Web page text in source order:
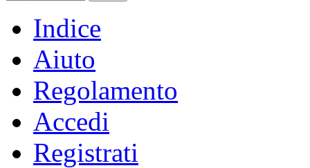
Indice
Aiuto
Regolamento
Accedi
Registrati